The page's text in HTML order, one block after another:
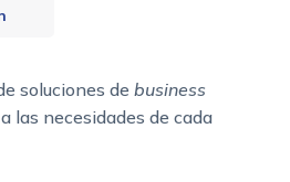
soluciones de business
las necesidades de cada